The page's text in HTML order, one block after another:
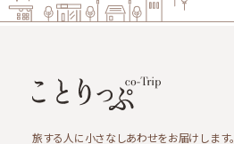
旅する人に小さなしあわせをお届けします。